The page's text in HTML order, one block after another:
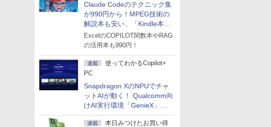
Claude Codeのテクニック集
が990円から！MPEG技術の
解説本も安い、「Kindle本サ
マーセール」第2弾開始！
ExcelのCOPILOT関数本やRAG
の活用本も990円！
連載
使ってわかるCopilot+
PC
Snapdragon XのNPUでチャ
ットAIが動く！ Qualcomm向
けAI実行環境「GenieX」を
試してみた
連載
本日みつけたお買い得